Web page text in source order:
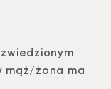
mąż/żona ma